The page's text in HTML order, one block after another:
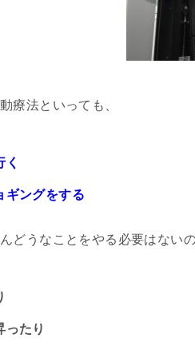
療法といっても、
く
ギングをする
どうなことをやる必要はない
ったり